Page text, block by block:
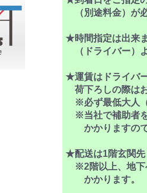
（別途料金）が
★時間指定は出来
（ドライバー）
★運賃はドライバ
荷下ろしの際は
※必ず最低大人（
※当社で補助者
かかりますので
★配送は1階玄関先
※2階以上、地下
かかります。